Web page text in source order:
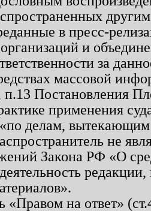
в пресс-
и
за
массовой
п.13 Постановления
применения
делам, вытекающим
не
Закона РФ «О
«Правом на ответ»